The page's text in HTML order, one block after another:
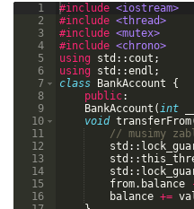
1
2
3
4
5
6
7
8
9
10
11
12
13
14
15
16
#include <iostream>
#include <thread>
#include <mutex>
#include <chrono>
using
std :: cout ;
using
std ::endl ;
class BankAccount
{
public:
BankAccount ( int
void transferFrom
// musimy
std ::
std ::
std ::
from. balance
balance +=